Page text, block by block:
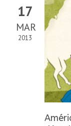
17
MAR
2013